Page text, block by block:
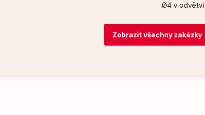
Ø4 v odvětví
Zobrazit všechny zakázky